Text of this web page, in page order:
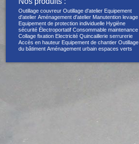
Outillage couvreur Outillage d'atelier Equipement
d'atelier Aménagement d'atelier Manutention levage
Equipement de protection individuelle Hygiène
sécurité Électroportatif Consommable maintenance
Collage fixation Electricité Quincaillerie serrurerie
Accès en hauteur Equipement de chantier Outillage
du bâtiment Aménagement urbain espaces verts